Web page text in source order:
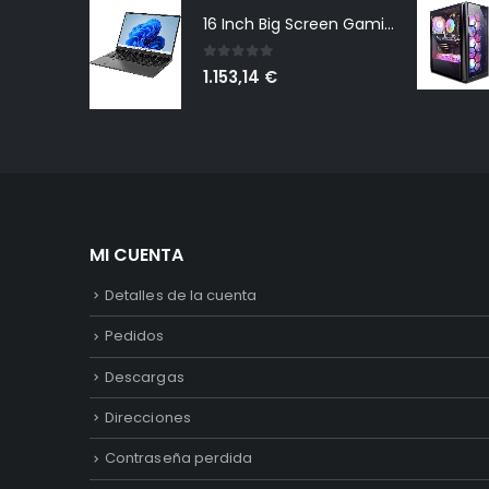
16 Inch Big Screen Gaming Laptop Windows 11 Pro, Intel i9 12900H GeForce RTX 3060 6G, 64GB DDR4 2TB NVMe, 2.5K IPS 165Hz Notebook Gamer PC Computer, WiFi6 BT5.2, Colorful Backlit Keyboard
0 out of 5
1.153,14 €
MI CUENTA
Detalles de la cuenta
Pedidos
Descargas
Direcciones
Contraseña perdida